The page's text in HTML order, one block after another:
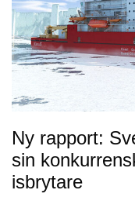
Ny rapport:
sin
isbrytare